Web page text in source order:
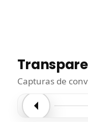
Capturas de